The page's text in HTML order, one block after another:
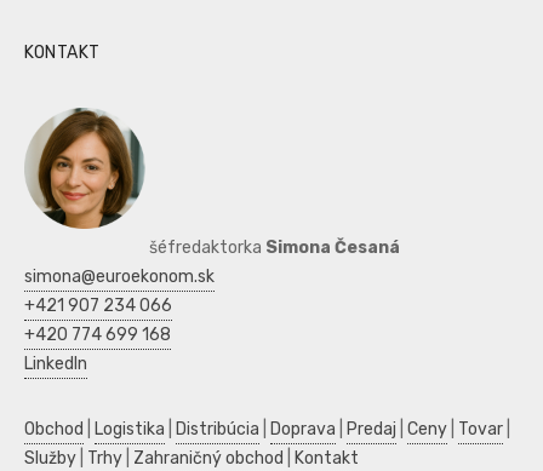
KONTAKT
šéfredaktorka Simona Česaná
simona@euroekonom.sk
+421 907 234 066
+420 774 699 168
LinkedIn
Obchod Logistika Distribúcia Doprava Predaj Ceny Tovar
Služby Trhy Zahraničný obchod Kontakt